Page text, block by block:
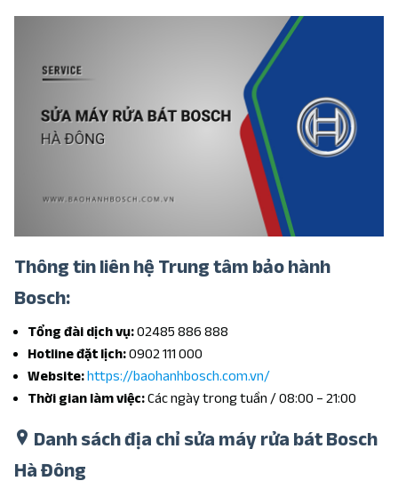
Thông tin liên hệ Trung tâm bảo hành
Bosch:
Tổng đài dịch vụ:02485 886 888
Hotline đặt lịch:0902 111 000
Website:https://baohanhbosch.com.vn/
Thời gian làm việc:Các ngày trong tuần / 08:00 – 21:00
Danh sách địa chỉ sửa máy rửa bát Bosch
Hà Đông